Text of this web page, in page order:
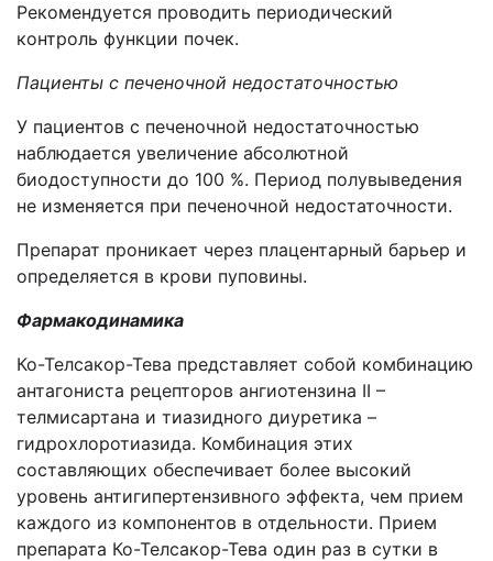
Рекомендуется проводить периодический
контроль функции почек.
Пациенты с печеночной недостаточностью
У пациентов с печеночной недостаточностью
наблюдается увеличение абсолютной
биодоступности до 100 %. Период полувыведения
не изменяется при печеночной недостаточности.
Препарат проникает через плацентарный барьер и
определяется в крови пуповины.
Фармакодинамика
Ко-Телсакор-Тева представляет собой комбинацию
антагониста рецепторов ангиотензина II –
телмисартана и тиазидного диуретика –
гидрохлоротиазида. Комбинация этих
составляющих обеспечивает более высокий
уровень антигипертензивного эффекта, чем прием
каждого из компонентов в отдельности. Прием
препарата Ко-Телсакор-Тева один раз в сутки в